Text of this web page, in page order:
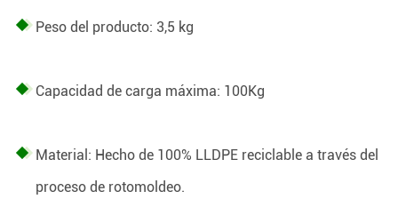
Peso del producto: 3,5 kg
Capacidad de carga máxima: 100Kg
Material: Hecho de 100% LLDPE reciclable a través del
proceso de rotomoldeo.